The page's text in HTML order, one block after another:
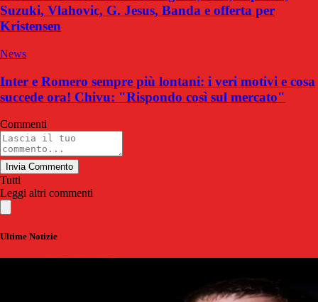
Suzuki, Vlahovic, G. Jesus, Banda e offerta per
Kristensen
News
Inter e Romero sempre più lontani: i veri motivi e cosa
succede ora! Chivu: "Rispondo così sul mercato"
Commenti
Invia Commento
Tutti
Leggi altri commenti
Ultime Notizie